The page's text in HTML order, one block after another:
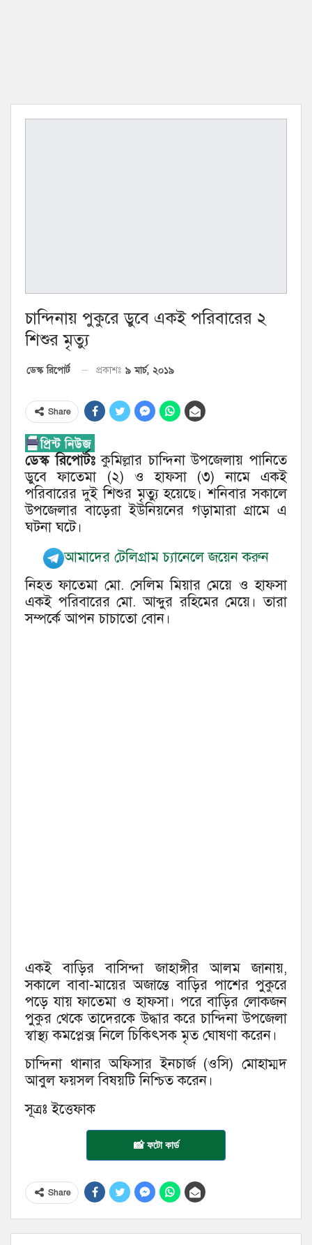
চান্দিনায় পুকুরে ডুবে একই পরিবারের ২
শিশুর মৃত্যু
ডেস্ক রিপোর্ট প্রকাশঃ ৯ মার্চ, ২০১৯
Share
ডেস্ক রিপোর্টঃকুমিল্লার চান্দিনা উপজেলায় পানিতে
ডুবে ফাতেমা (২) ও হাফসা (৩) নামে একই
পরিবারের দুই শিশুর মৃত্যু হয়েছে। শনিবার সকালে
উপজেলার বাড়েরা ইউনিয়নের গড়ামারা গ্রামে এ
ঘটনা ঘটে।
আমাদের টেলিগ্রাম চ্যানেলে জয়েন করুন
নিহত ফাতেমা মো. সেলিম মিয়ার মেয়ে ও হাফসা
একই পরিবারের মো. আব্দুর রহিমের মেয়ে। তারা
সম্পর্কে আপন চাচাতো বোন।
একই বাড়ির বাসিন্দা জাহাঙ্গীর আলম জানায়,
সকালে বাবা-মায়ের অজান্তে বাড়ির পাশের পুকুরে
পড়ে যায় ফাতেমা ও হাফসা। পরে বাড়ির লোকজন
পুকুর থেকে তাদেরকে উদ্ধার করে চান্দিনা উপজেলা
স্বাস্থ্য কমপ্লেক্স নিলে চিকিৎসক মৃত ঘোষণা করেন।
চান্দিনা থানার অফিসার ইনচার্জ (ওসি) মোহাম্মদ
আবুল ফয়সল বিষয়টি নিশ্চিত করেন।
সূত্রঃ ইত্তেফাক
📸 ফটো কার্ড
Share